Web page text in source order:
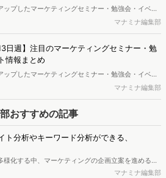
ップしたマーケティングセミナー・勉強会・イベン
マナミナ編集部
日週】注目のマーケティングセミナー・勉
情報まとめ
ップしたマーケティングセミナー・勉強会・イベン
マナミナ編集部
おすすめの記事
ト分析やキーワード分析ができる、
様化する中、マーケティングの企画立案を進める上
費者分析の重要性がより高まっています。Web行動
マナミナ編集部